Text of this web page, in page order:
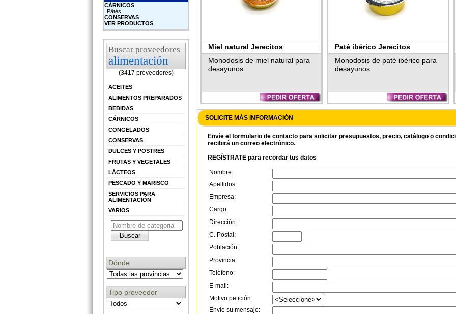
CÁRNICOS
Pâtés
CONSERVAS
VER PRODUCTOS
Buscar proveedores
alimentación
(3417 proveedores)
ACEITES
ALIMENTOS PREPARADOS
BEBIDAS
CÁRNICOS
CONGELADOS
CONSERVAS
DULCES Y POSTRES
FRUTAS Y VEGETALES
LÁCTEOS
PESCADO Y MARISCO
SERVICIOS PARA
ALIMENTACIÓN
VARIOS
Dónde
Tipo proveedor
Miel natural Jerecitos
Monodosis de miel natural para
desayunos
Paté ibérico Jerecitos
Monodosis de paté ibérico para
desayunos
SOLICITE MÁS INFORMACIÓN
Envíe el formulario de contacto para solicitar presupuestos, precio, catálogo o
recibirá un correo electrónico.
REGÍSTRATE para recordar tus datos
Nombre:
Apellidos:
Empresa:
Cargo:
Dirección:
C. Postal:
Población:
Provincia:
Teléfono:
E-mail:
Motivo petición:
Envíe su mensaje: